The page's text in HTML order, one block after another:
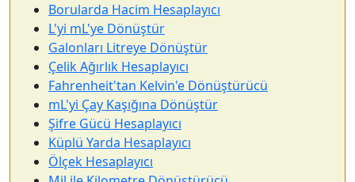
Borularda Hacim Hesaplayıcı
L'yi mL'ye Dönüştür
Galonları Litreye Dönüştür
Çelik Ağırlık Hesaplayıcı
Fahrenheit'tan Kelvin'e Dönüştürücü
mL'yi Çay Kaşığına Dönüştür
Şifre Gücü Hesaplayıcı
Küplü Yarda Hesaplayıcı
Ölçek Hesaplayıcı